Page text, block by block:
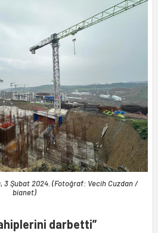
3 Şubat 2024. (Fotoğraf: Vecih Cuzdan /
bianet)
darbetti”